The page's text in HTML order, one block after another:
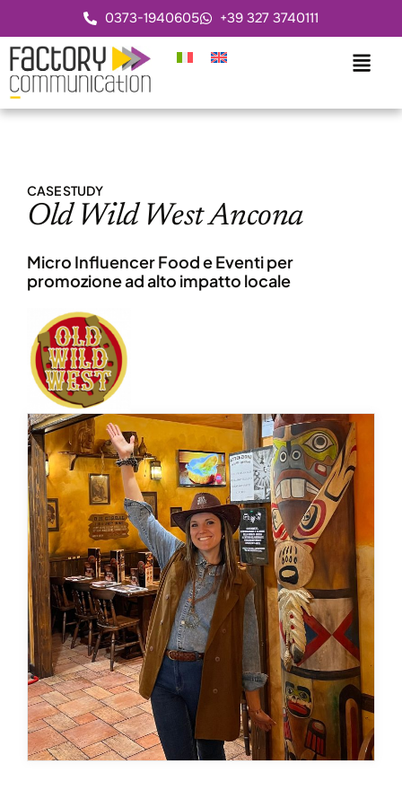
0373-1940605 +39 327 3740111
CASE STUDY
Old Wild West Ancona
Micro Influencer Food e Eventi per
promozione ad alto impatto locale